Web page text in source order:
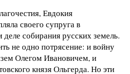
Евдокия
своего супруга в
собирания русских земель.
не одно потрясение: и войну
Олегом Ивановичем, и
князя Ольгерда. Но эти